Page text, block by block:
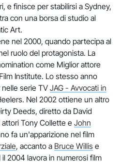
e finisce per stabilirsi a Sydney,
con una borsa di studio al
Art.
nel 2000, quando partecipa al
ruolo del protagonista. La
come Miglior attore
Institute. Lo stesso anno
serie TV JAG - Avvocati in
Nel 2002 ottiene un altro
Deeds, diretto da David
Tony Collette e John
fa un'apparizione nel film
, accanto a Bruce Willis e
2004 lavora in numerosi film